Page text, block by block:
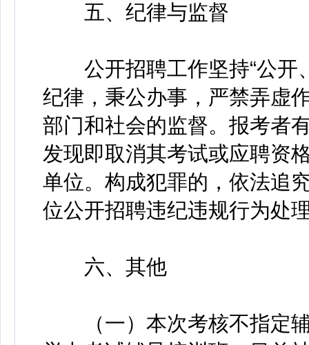
五、纪律与监督
公开招聘工作坚持“公开
纪律，秉公办事，严禁弄虚
部门和社会的监督。报考者
发现即取消其考试或应聘资
单位。构成犯罪的，依法追
位公开招聘违纪违规行为处
六、其他
（一）本次考核不指定辅